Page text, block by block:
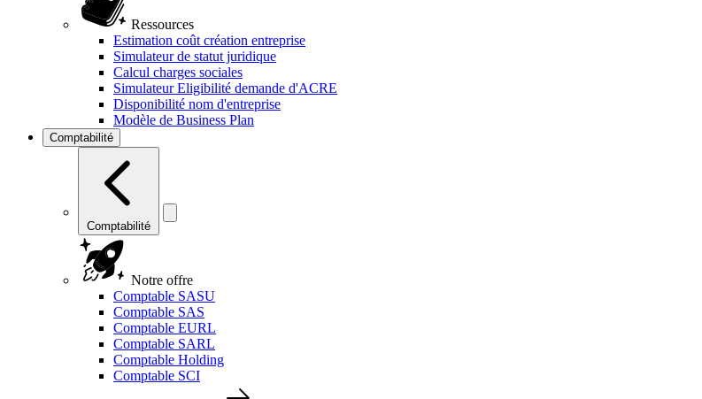
Ressources
Estimation coût création entreprise
Simulateur de statut juridique
Calcul charges sociales
Simulateur Eligibilité demande d'ACRE
Disponibilité nom d'entreprise
Modèle de Business Plan
Comptabilité
Comptabilité
Notre offre
Comptable SASU
Comptable SAS
Comptable EURL
Comptable SARL
Comptable Holding
Comptable SCI